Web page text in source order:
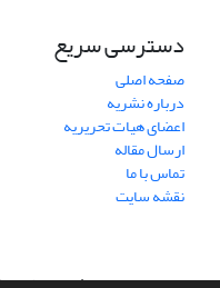
دسترسی سریع
صفحه اصلی
درباره نشریه
اعضای هیات تحریریه
ارسال مقاله
تماس با ما
نقشه سایت